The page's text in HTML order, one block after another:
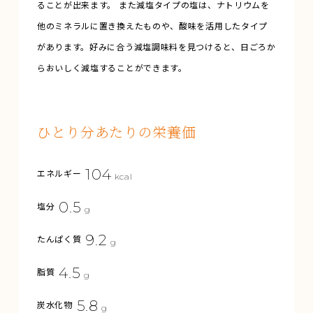
ることが出来ます。 また減塩タイプの塩は、ナトリウムを
他のミネラルに置き換えたものや、酸味を活用したタイプ
があります。好みに合う減塩調味料を見つけると、日ごろか
らおいしく減塩することができます。
ひとり分あたりの栄養価
エネルギー 104 kcal
塩分 0.5 g
たんぱく質 9.2 g
脂質 4.5 g
炭水化物 5.8 g